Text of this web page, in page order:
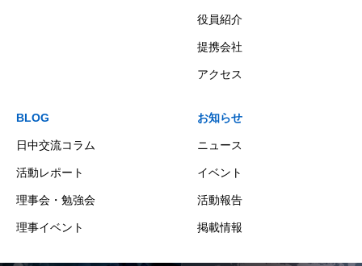
役員紹介
提携会社
アクセス
BLOG
日中交流コラム
活動レポート
理事会・勉強会
理事イベント
お知らせ
ニュース
イベント
活動報告
掲載情報